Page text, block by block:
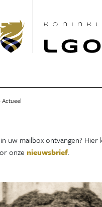
Actueel
uw mailbox ontvangen? Hier
onze nieuwsbrief.